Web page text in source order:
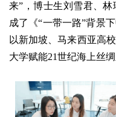
来”，博士生刘雪君、
成了《“一带一路”背景
以新加坡、马来西亚高
大学赋能21世纪海上丝